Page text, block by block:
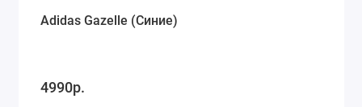
Adidas Gazelle (Синие)
4990р.